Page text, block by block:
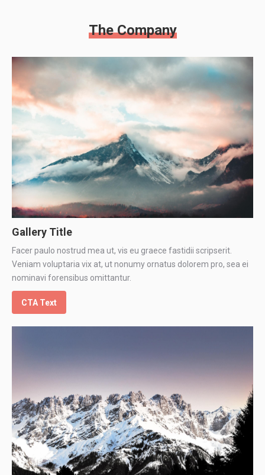
The Company
Gallery Title
Facer paulo nostrud mea ut, vis eu graece fastidii scripserit.
Veniam voluptaria vix at, ut nonumy ornatus dolorem pro, sea ei
nominavi forensibus omittantur.
CTA Text